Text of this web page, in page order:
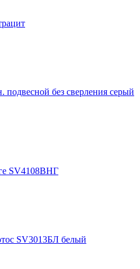
подвесной без сверления серый
SV4108ВНГ
SV3013БЛ белый